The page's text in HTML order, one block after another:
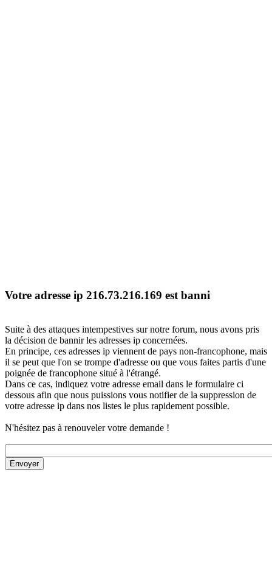
Votre adresse ip 216.73.216.169 est banni
Suite à des attaques intempestives sur notre forum, nous avons pris
la décision de bannir les adresses ip concernées.
En principe, ces adresses ip viennent de pays non-francophone, mais
il se peut que l'on se trompe d'adresse ou que vous faites partis d'une
poignée de francophone situé à l'étrangé.
Dans ce cas, indiquez votre adresse email dans le formulaire ci
dessous afin que nous puissions vous notifier de la suppression de
votre adresse ip dans nos listes le plus rapidement possible.
N'hésitez pas à renouveler votre demande !